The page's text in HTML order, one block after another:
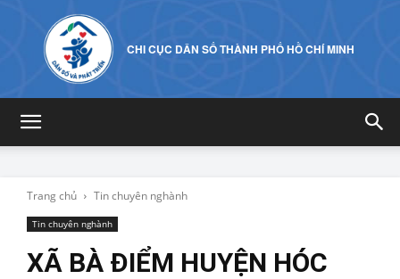
CHI CỤC DÂN SỐ THÀNH PHỐ HỒ CHÍ MINH
Trang chủ Tin chuyên nghành
Tin chuyên nghành
XÃ BÀ ĐIỂM HUYỆN HÓC